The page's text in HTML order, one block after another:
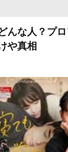
んな人？プ
や真相